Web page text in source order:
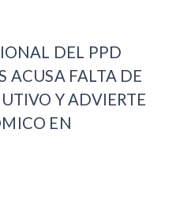
DEL PPD
ACUSA FALTA DE
Y ADVIERTE
EN